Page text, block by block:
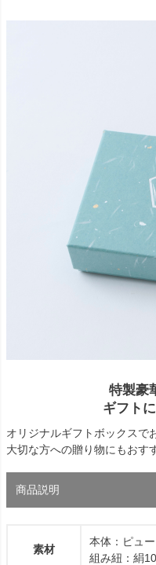
特製豪
ギフト
オリジナルギフトボックスで
大切な方への贈り物にもおす
商品説明
素材
本体：ピュ
組み紐：絹